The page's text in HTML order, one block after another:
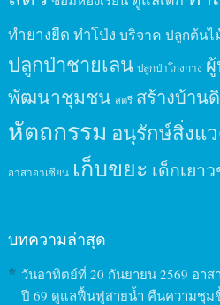
ทำยางยืด ทำโป่ง บริจาค ปลูกต้นไ
ปลูกป่าชายเลน ปลูกป่าโกงกาง
พัฒนาชุมชน สตรี สร้างบ้าน
หัตถกรรม อนุรักษ์สิ่งแ
อาสาอาเซียน เก็บขยะ เด็กเยา
บทความล่าสุด
วันอาทิตย์ที่ 20 กันยายน 2569 อาส
ปี 69 ดูแลฟื้นฟูสายน้ำ คืนความชุม